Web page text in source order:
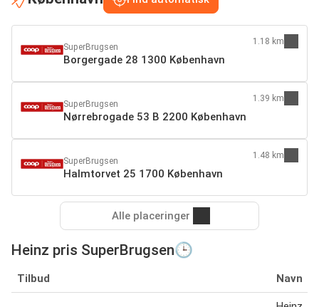
SuperBrugsen
Borgergade 28 1300 København
1.18 km
SuperBrugsen
Nørrebrogade 53 B 2200 København
1.39 km
SuperBrugsen
Halmtorvet 25 1700 København
1.48 km
Alle placeringer
Heinz pris SuperBrugsen🕒
Tilbud Navn